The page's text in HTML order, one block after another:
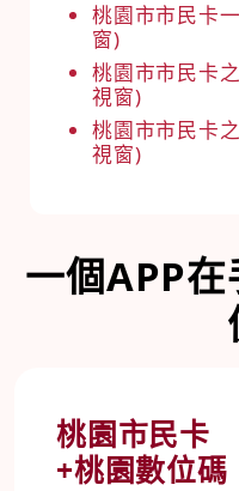
桃園市市民卡
窗)
桃園市市民卡
視窗)
桃園市市民卡
視窗)
一個APP
桃園市民卡
+桃園數位碼